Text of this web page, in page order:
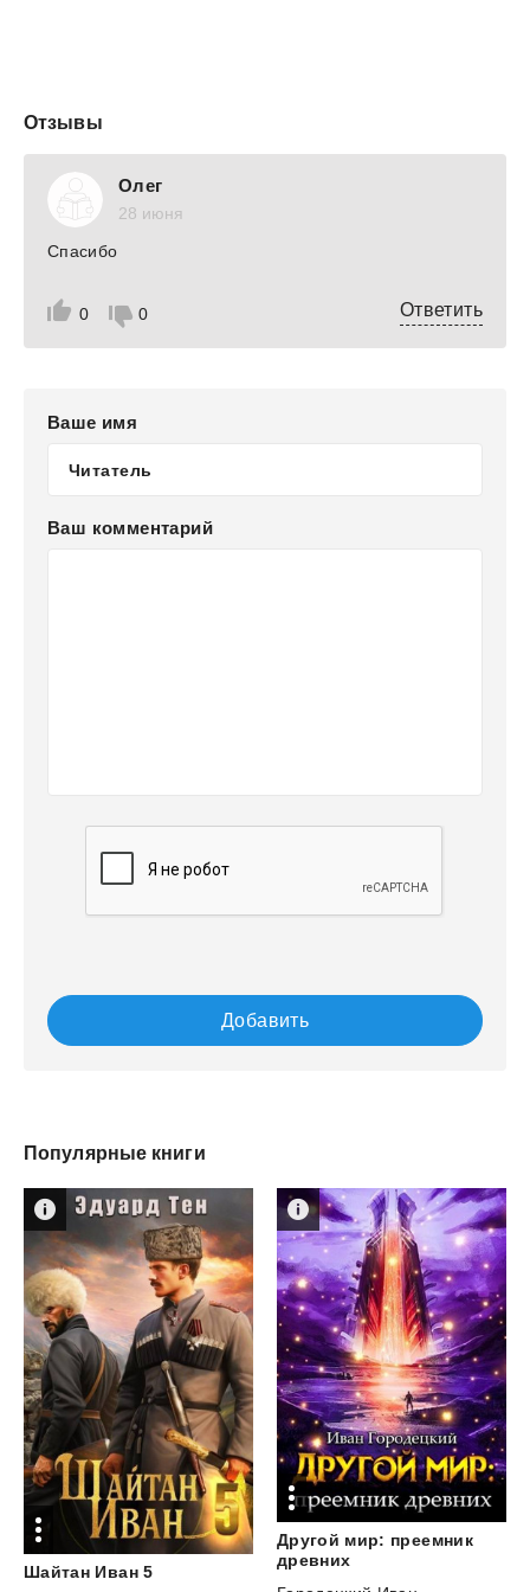
Отзывы
Олег
28 июня
0 0
Спасибо
Ответить
Ваше имя
Ваш комментарий
Добавить
Популярные книги
Шайтан Иван 5
Другой мир: преемник
древних